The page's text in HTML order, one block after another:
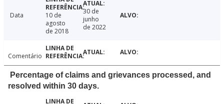
Data
10 de
agosto
de 2018
30 de
junho
de 2022
Comentário
Percentage of claims and grievances processed, and
resolved within 30 days.